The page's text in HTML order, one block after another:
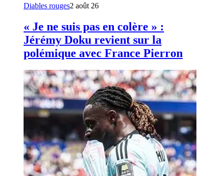
Diables rouges2 août 26
« Je ne suis pas en colère » :
Jérémy Doku revient sur la
polémique avec France Pierron